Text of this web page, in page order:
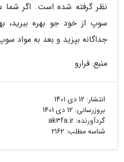
نظر گرفته شده است. اگر شما
سوپ از خود جو بهره ببرید،
جداگانه بپزید و بعد به مواد
منبع: فرارو
انتشار: 12 دی 1401
بروزرسانی: 12 دی 1401
گردآورنده: ak3fa.ir
شناسه مطلب: 2162